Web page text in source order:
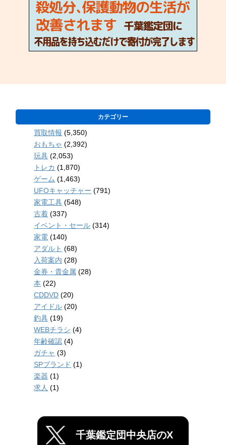
カテゴリー
買取情報 (5,350)
おもちゃ (2,392)
玩具 (2,053)
トレカ (1,870)
ゲーム (1,463)
UFOキャッチャー (791)
家電工具 (548)
古着 (337)
イベント・セール (314)
家電 (140)
アダルト (68)
入荷案内 (28)
金券・貴金属 (28)
本 (22)
CDDVD (20)
アイドル (20)
釣具 (19)
WEBチラシ (4)
年齢確認 (4)
ガチャ (3)
SPブランド (1)
楽器 (1)
求人 (1)
千葉鑑定団中央店のX